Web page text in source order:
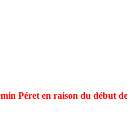
Péret en raison du début